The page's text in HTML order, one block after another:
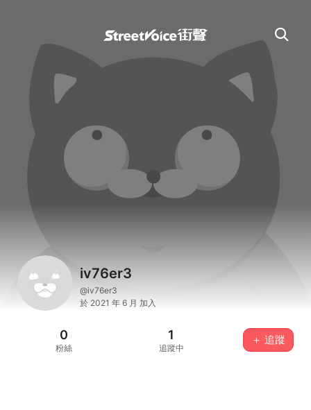
iv76er3
@iv76er3
於 2021 年 6 月 加入
0
粉絲
1
追蹤中
＋ 追蹤